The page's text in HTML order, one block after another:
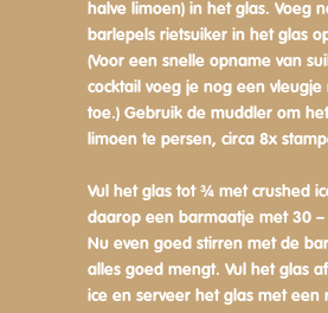
halve limoen) in het glas. Voeg
barlepels rietsuiker in het glas
(Voor een snelle opname van
cocktail voeg je nog een vleugje
toe.) Gebruik de muddler om
limoen te persen, circa 8x
Vul het glas tot ¾ met crushed
daarop een barmaatje met 30 –
Nu even goed stirren met de
alles goed mengt. Vul het glas
ice en serveer het glas met een